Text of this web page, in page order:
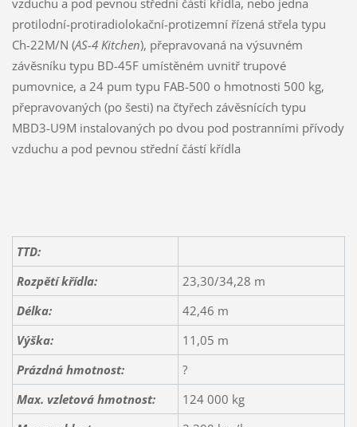
vzduchu a pod pevnou střední částí křídla, nebo jedna
protilodní-protiradiolokační-protizemní řízená střela typu
Ch-22M/N (AS-4 Kitchen), přepravovaná na výsuvném
závěsníku typu BD-45F umístěném uvnitř trupové
pumovnice, a 24 pum typu FAB-500 o hmotnosti 500 kg,
přepravovaných (po šesti) na čtyřech závěsnících typu
MBD3-U9M instalovaných po dvou pod postranními přívody
vzduchu a pod pevnou střední částí křídla
TTD:
Rozpětí křídla:
23,30/34,28 m
Délka:
42,46 m
Výška:
11,05 m
Prázdná hmotnost:
?
Max. vzletová hmotnost:
124 000 kg